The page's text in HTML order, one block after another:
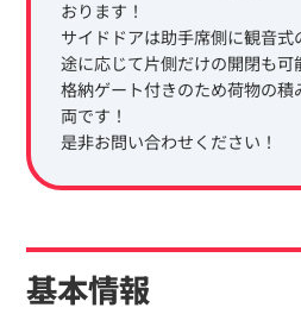
おります！
サイドドアは助手席側に観音式
途に応じて片側だけの開閉も
格納ゲート付きのため荷物の積
両です！
是非お問い合わせください！
基本情報